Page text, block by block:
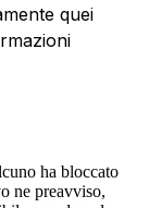
quei